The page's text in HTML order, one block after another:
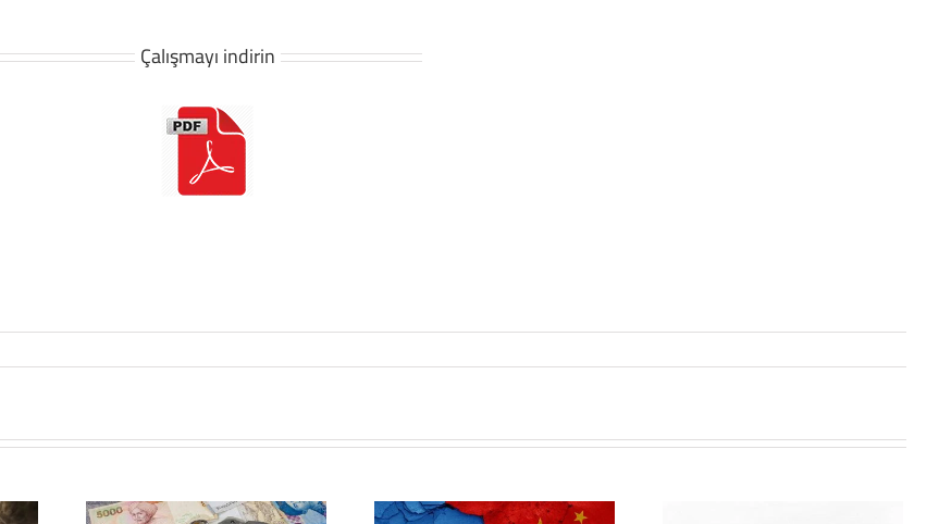
Çalışmayı indirin